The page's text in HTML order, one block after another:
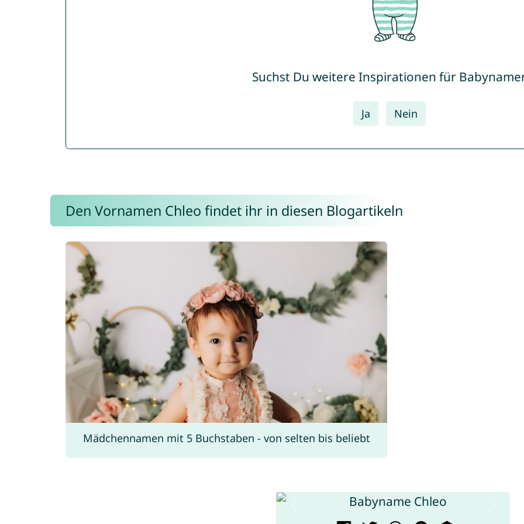
Suchst Du weitere Inspirationen für
Ja Nein
Den Vornamen Chleo findet ihr in diesen Blogartikeln
Mädchennamen mit 5 Buchstaben - von selten bis beliebt